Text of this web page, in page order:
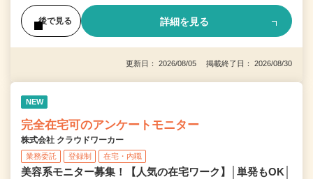
後で見る 詳細を見る
更新日： 2026/08/05 掲載終了日： 2026/08/30
NEW
完全在宅可のアンケートモニター
株式会社 クラウドワーカー
業務委託 登録制 在宅・内職
美容系モニター募集！【人気の在宅ワーク】│単発もOK│